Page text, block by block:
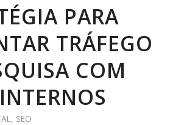
PARA
TRÁFEGO
COM
, SEO